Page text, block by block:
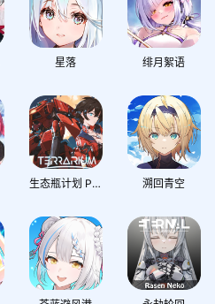
星落 绯月絮语
生态瓶计划 Project Terrarium 溯回青空